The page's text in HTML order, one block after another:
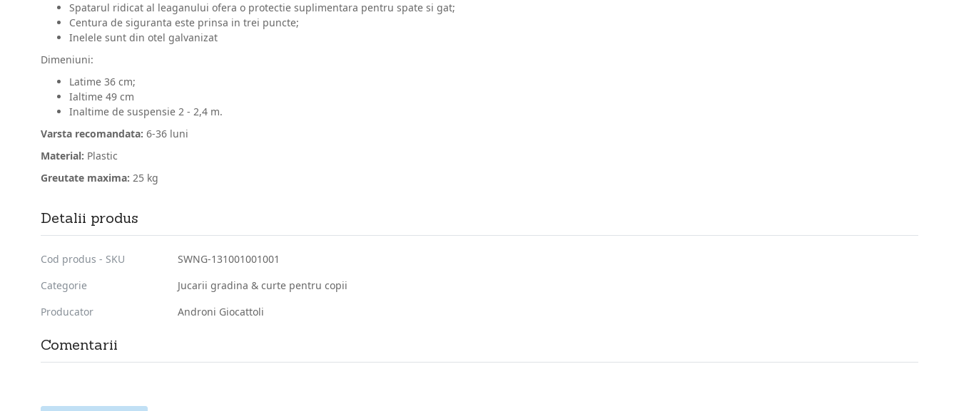
Spatarul ridicat al leaganului ofera o protectie suplimentara pentru spate si gat;
Centura de siguranta este prinsa in trei puncte;
Inelele sunt din otel galvanizat
Dimeniuni:
Latime 36 cm;
Ialtime 49 cm
Inaltime de suspensie 2 - 2,4 m.
Varsta recomandata: 6-36 luni
Material: Plastic
Greutate maxima: 25 kg
Detalii produs
Cod produs - SKU
SWNG-131001001001
Categorie
Jucarii gradina & curte pentru copii
Producator
Androni Giocattoli
Comentarii